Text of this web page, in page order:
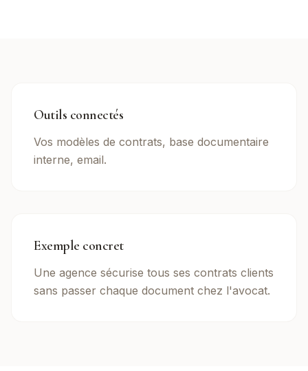
Outils connectés
Vos modèles de contrats, base documentaire
interne, email.
Exemple concret
Une agence sécurise tous ses contrats clients
sans passer chaque document chez l'avocat.